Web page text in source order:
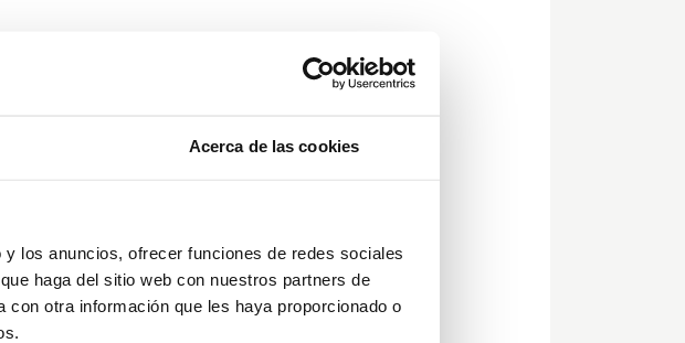
Acerca de las cookies
los anuncios, ofrecer funciones de redes sociales
haga del sitio web con nuestros partners de
otra información que les haya proporcionado o
no es
Comunicación y
en Capital Radio.
de producto e
y Susana de la